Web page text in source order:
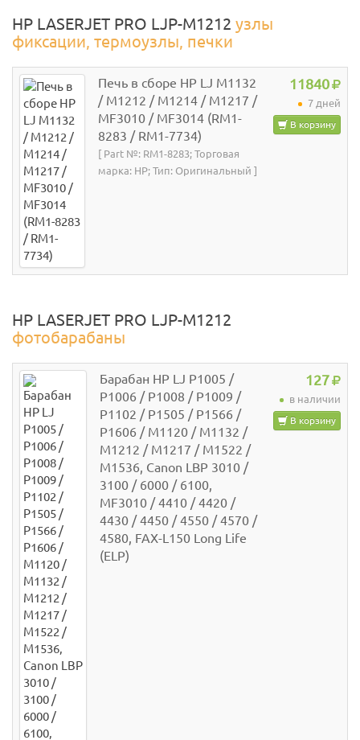
HP LASERJET PRO LJP-M1212 узлы
фиксации, термоузлы, печки
Печь в сборе HP LJ M1132
/ M1212 / M1214 / M1217 /
MF3010 / MF3014 (RM1-
8283 / RM1-7734)
[ Part №: RM1-8283; Торговая
марка: HP; Тип: Оригинальный ]
11840
7 дней
В корзину
HP LASERJET PRO LJP-M1212
фотобарабаны
Барабан HP LJ P1005 /
P1006 / P1008 / P1009 /
P1102 / P1505 / P1566 /
P1606 / M1120 / M1132 /
M1212 / M1217 / M1522 /
M1536, Canon LBP 3010 /
3100 / 6000 / 6100,
MF3010 / 4410 / 4420 /
4430 / 4450 / 4550 / 4570 /
4580, FAX-L150 Long Life
(ELP)
127
в наличии
В корзину